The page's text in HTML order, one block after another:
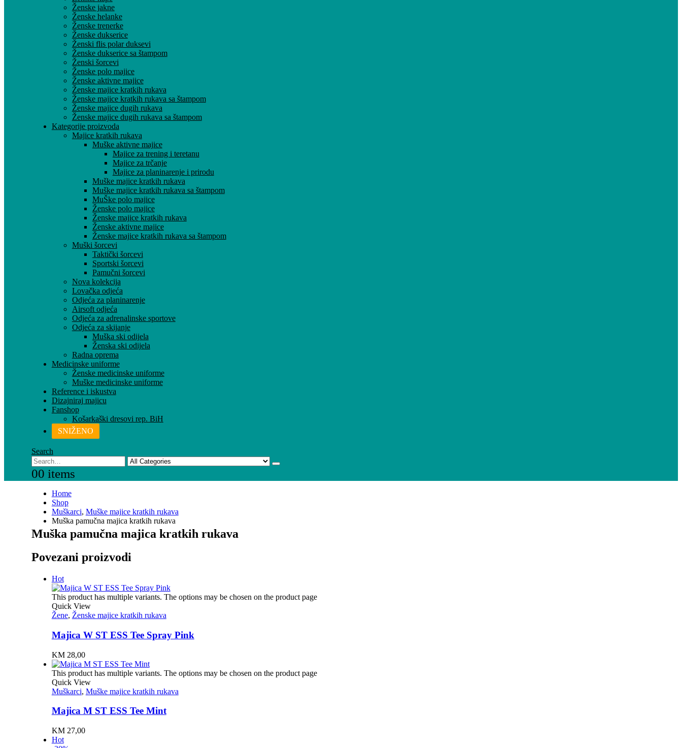
Ženske jakne
Ženske helanke
Ženske trenerke
Ženske dukserice
Ženski flis polar duksevi
Ženske dukserice sa štampom
Ženski šorcevi
Ženske polo majice
Ženske aktivne majice
Ženske majice kratkih rukava
Ženske majice kratkih rukava sa štampom
Ženske majice dugih rukava
Ženske majice dugih rukava sa štampom
Kategorije proizvoda
Majice kratkih rukava
Muške aktivne majice
Majice za trening i teretanu
Majice za trčanje
Majice za planinarenje i prirodu
Muške majice kratkih rukava
Muške majice kratkih rukava sa štampom
MuŠke polo majice
Ženske polo majice
Ženske majice kratkih rukava
Ženske aktivne majice
Ženske majice kratkih rukava sa štampom
Muški šorcevi
Taktički šorcevi
Sportski šorcevi
Pamučni šorcevi
Nova kolekcija
Lovačka odjeća
Odjeća za planinarenje
Airsoft odjeća
Odjeća za adrenalinske sportove
Odjeća za skijanje
Muška ski odijela
Ženska ski odijela
Radna oprema
Medicinske uniforme
Ženske medicinske uniforme
Muške medicinske uniforme
Reference i iskustva
Dizajniraj majicu
Fanshop
Košarkaški dresovi rep. BiH
SNIŽENO
Search
00 items
Home
Shop
Muškarci, Muške majice kratkih rukava
Muška pamučna majica kratkih rukava
Muška pamučna majica kratkih rukava
Povezani proizvodi
Hot
This product has multiple variants. The options may be chosen on the product page
Quick View
Žene, Ženske majice kratkih rukava
Majica W ST ESS Tee Spray Pink
KM28,00
This product has multiple variants. The options may be chosen on the product page
Quick View
Muškarci, Muške majice kratkih rukava
Majica M ST ESS Tee Mint
KM27,00
Hot